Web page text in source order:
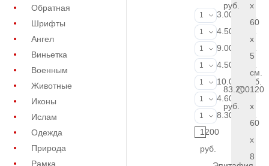
Обратная
Шрифты
Ангел
Виньетка
Военным
Животные
Иконы
Ислам
Одежда
Природа
Рамка
ФИО и даты
1
3.000 руб.
ФИО и даты
1
4.500 руб.
ФИО и даты
1
9.000 руб.
Портрет
1
4.500 руб.
Портрет
1
10.000 руб.
Фотокерамика
1
4.600 руб.
Фото на
1
8.300 руб.
1200
руб.
руб.
x
60
x
5
см.
83.200
руб.
120
x
60
x
8